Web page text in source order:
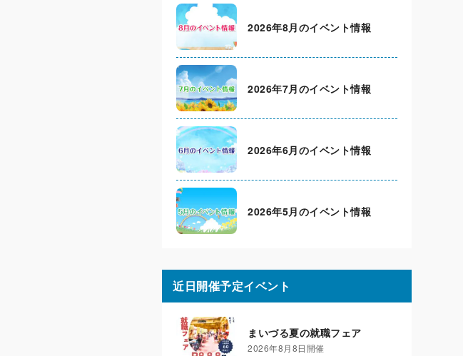
2026年8月のイベント情報
2026年7月のイベント情報
2026年6月のイベント情報
2026年5月のイベント情報
近日開催予定イベント
まいづる夏の就職フェア
2026年8月8日開催